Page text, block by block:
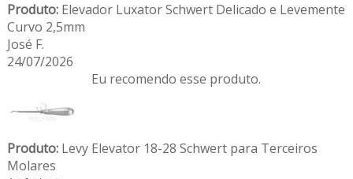
Produto:Elevador Luxator Schwert Delicado e Levemente
Curvo 2,5mm
José F.
24/07/2026
Eu recomendo esse produto.
Produto:Levy Elevator 18-28 Schwert para Terceiros
Molares